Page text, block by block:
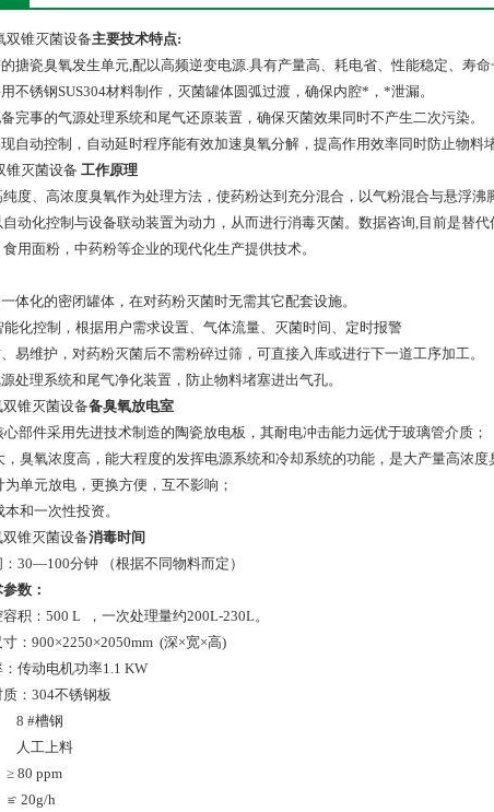
双锥灭菌设备主要技术特点:
搪瓷臭氧发生单元,配以高频逆变电源.具有产量高、耗电省、性能稳定、寿命
不锈钢SUS304材料制作，灭菌罐体圆弧过渡，确保内腔*，*泄漏。
完事的气源处理系统和尾气还原装置，确保灭菌效果同时不产生二次污染。
自动控制，自动延时程序能有效加速臭氧分解，提高作用效率同时防止物料
锥灭菌设备 工作原理
度、高浓度臭氧作为处理方法，使药粉达到充分混合，以气粉混合与悬浮
动化控制与设备联动装置为动力，从而进行消毒灭菌。数据咨询,目前是替代
用面粉， 中药粉等企业的现代化生产提供技术。
体化的密闭罐体，在对药粉灭菌时无需其它配套设施。
化控制，根据用户需求设置、气体流量、灭菌时间、 定时报警
易维护，对药粉灭菌后不需粉碎过筛，可直接入库或进行下一道工序加工。
处理系统和尾气净化装置，防止物料堵塞进出气孔。
双锥灭菌设备备臭氧放电室
部件采用先进技术制造的陶瓷放电板，其耐电冲击能力远优于玻璃管介质；
臭氧浓度高，能大程度的发挥电源系统和冷却系统的功能，是大产量高浓度
单元放电，更换方便，互不影响；
和一次性投资。
双锥灭菌设备消毒时间
30—100分钟 （根据不同物料而定）
数：
容积：500 L ，一次处理量约200L-230L。
： 900×2250×2050mm (深×宽×高)
传动电机功率1.1 KW
：304不锈钢板
8 #槽钢
人工上料
≥ 80 ppm
≌ 20g/h